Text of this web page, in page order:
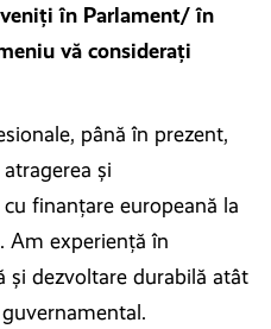
în Parlament/ în
vă considerați
până în prezent,
și
finanțare europeană la
Am experiență în
și dezvoltare durabilă atât